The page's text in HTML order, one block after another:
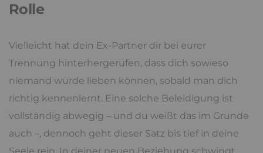
Rolle
Vielleicht hat dein Ex-Partner dir bei eurer
Trennung hinterhergerufen, dass dich sowieso
niemand würde lieben können, sobald man dich
richtig kennenlernt. Eine solche Beleidigung ist
vollständig abwegig – und du weißt das im Grunde
auch –, dennoch geht dieser Satz bis tief in deine